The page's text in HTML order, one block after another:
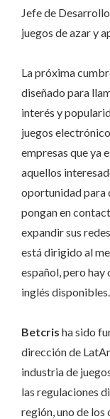
Jefe de
juegos de azar y
La próxima
diseñado para
interés y
juegos
empresas que ya
aquellos
oportunidad para
pongan en
expandir sus
está dirigido al
español, pero
inglés disponibles.
Betcris ha sido
dirección de
industria de
las regulaciones
región, uno de